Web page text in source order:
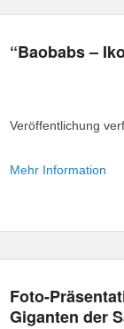
“Baobabs –
Veröffentlichung
Mehr Information
Foto-
Giganten der